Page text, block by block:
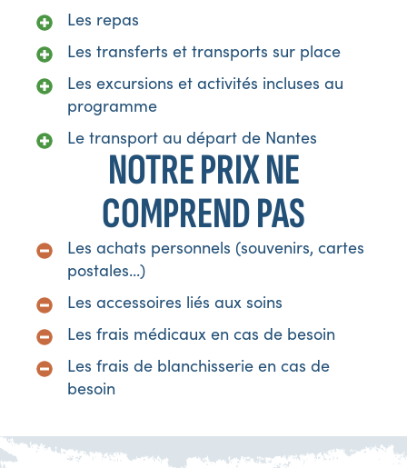
Les repas
Les transferts et transports sur place
Les excursions et activités incluses au
programme
Le transport au départ de Nantes
NOTRE PRIX NE
COMPREND PAS
Les achats personnels (souvenirs, cartes
postales...)
Les accessoires liés aux soins
Les frais médicaux en cas de besoin
Les frais de blanchisserie en cas de
besoin